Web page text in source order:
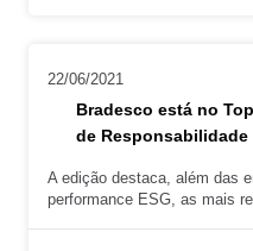
22/06/2021
Bradesco está no
de Responsabilidade
A edição destaca, além das
performance ESG, as mais